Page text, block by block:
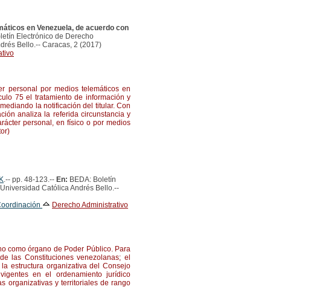
en Venezuela, de acuerdo con
Electrónico de Derecho
Bello.-- Caracas, 2 (2017)
por medios telemáticos en
75 el tratamiento de información y
la notificación del titular. Con
analiza la referida circunstancia y
personal, en físico o por medios
.-- pp. 48-123.-- En: BEDA: Boletín
Católica Andrés Bello.--
Derecho Administrativo
como órgano de Poder Público. Para
las Constituciones venezolanas; el
estructura organizativa del Consejo
en el ordenamiento jurídico
organizativas y territoriales de rango